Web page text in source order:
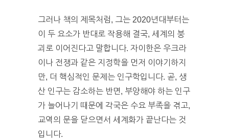
그러나 책의 제목처럼, 그는 2020년대부터는
이 두 요소가 반대로 작용해 결국, 세계의 붕
괴로 이어진다고 말합니다. 자이한은 우크라
이나 전쟁과 같은 지정학을 먼저 이야기하지
만, 더 핵심적인 문제는 인구학입니다. 곧, 생
산 인구는 감소하는 반면, 부양해야 하는 인구
가 늘어나기 때문에 각국은 수요 부족을 겪고,
교역의 문을 닫으면서 세계화가 끝난다는 것
입니다.